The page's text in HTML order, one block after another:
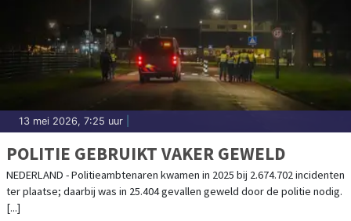
13 mei 2026, 7:25 uur
POLITIE GEBRUIKT VAKER GEWELD
NEDERLAND - Politieambtenaren kwamen in 2025 bij 2.674.702 incidenten
ter plaatse; daarbij was in 25.404 gevallen geweld door de politie nodig.
[...]